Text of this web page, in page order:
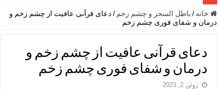
دعای جلب محبت فوری معشوق – دعای جلب محبت شوهر
دعای مشکل گشا برای رفع فقر – ذکرهای روزی‌ بخش
معجزات دعای یا من اظهر الجمیل – دعای یا من اظهر الجمیل برای
مهم ترین اذکار الهی و فضیلت آن ها – ذکر مخصوص مستجاب الدعوه
دعا برای ترس بچه ها در خواب – دعای ترس و بی خوابی کودکان
خانه / باطل السحر و چشم زخم / دعای قرآنی عافیت از چشم زخم و
درمان و شفای فوری چشم زخم
دعای قرآنی عافیت از چشم زخم و
درمان و شفای فوری چشم زخم
ژوئن 2, 2023